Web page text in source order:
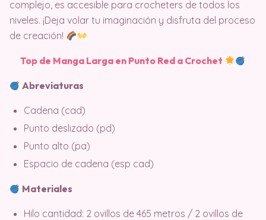
complejo, es accesible para crocheters de todos los
niveles. ¡Deja volar tu imaginación y disfruta del proceso
de creación!
Top de Manga Larga en Punto Red a Crochet
Abreviaturas
Cadena (cad)
Punto deslizado (pd)
Punto alto (pa)
Espacio de cadena (esp cad)
Materiales
Hilo cantidad: 2 ovillos de 465 metros / 2 ovillos de